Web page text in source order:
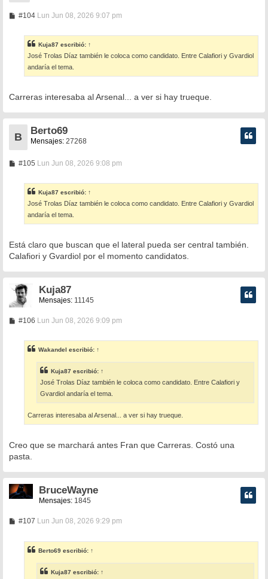
#104M
s
a
j
e
Lun Jun 08, 2026 9:07 pm
Kuja87 escribió: ↑
José Trolas Díaz también le coloca como candidato. Entre Calafiori y Gvardiol
andaría el tema.
Carreras interesaba al Arsenal... a ver si hay trueque.
B
Berto69
Mensajes: 27268
#105M
s
a
j
e
Lun Jun 08, 2026 9:08 pm
Kuja87 escribió: ↑
José Trolas Díaz también le coloca como candidato. Entre Calafiori y Gvardiol
andaría el tema.
Está claro que buscan que el lateral pueda ser central también.
Calafiori y Gvardiol por el momento candidatos.
Kuja87
Mensajes: 11145
#106M
s
a
Lun Jun 08, 2026 9:09 pm
Wakandel escribió: ↑
Kuja87 escribió: ↑
José Trolas Díaz también le coloca como candidato. Entre Calafiori y
Gvardiol andaría el tema.
Carreras interesaba al Arsenal... a ver si hay trueque.
Creo que se marchará antes Fran que Carreras. Costó una
pasta.
BruceWayne
Mensajes: 1845
#107M
s
a
Lun Jun 08, 2026 9:29 pm
Berto69 escribió: ↑
Kuja87 escribió: ↑